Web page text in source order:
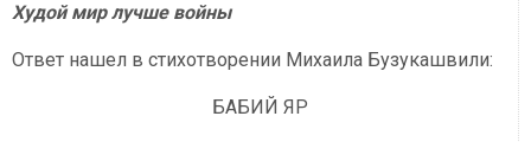
Худой мир лучше войны
Ответ нашел в стихотворении Михаила Бузукашвили:
БАБИЙ ЯР